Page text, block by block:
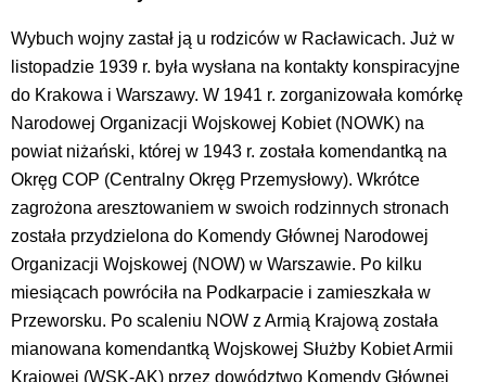
Wybuch wojny zastał ją u rodziców w Racławicach. Już w
listopadzie 1939 r. była wysłana na kontakty konspiracyjne
do Krakowa i Warszawy. W 1941 r. zorganizowała komórkę
Narodowej Organizacji Wojskowej Kobiet (NOWK) na
powiat niżański, której w 1943 r. została komendantką na
Okręg COP (Centralny Okręg Przemysłowy). Wkrótce
zagrożona aresztowaniem w swoich rodzinnych stronach
została przydzielona do Komendy Głównej Narodowej
Organizacji Wojskowej (NOW) w Warszawie. Po kilku
miesiącach powróciła na Podkarpacie i zamieszkała w
Przeworsku. Po scaleniu NOW z Armią Krajową została
mianowana komendantką Wojskowej Służby Kobiet Armii
Krajowej (WSK-AK) przez dowództwo Komendy Głównej